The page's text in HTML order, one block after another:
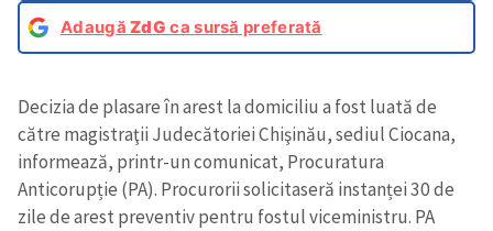
AdaugăZdG ca sursă preferată
Decizia de plasare în arest la domiciliu a fost luată de
către magistraţii Judecătoriei Chişinău, sediul Ciocana,
informează, printr-un comunicat, Procuratura
Anticorupție (PA). Procurorii solicitaseră instanței 30 de
zile de arest preventiv pentru fostul viceministru. PA